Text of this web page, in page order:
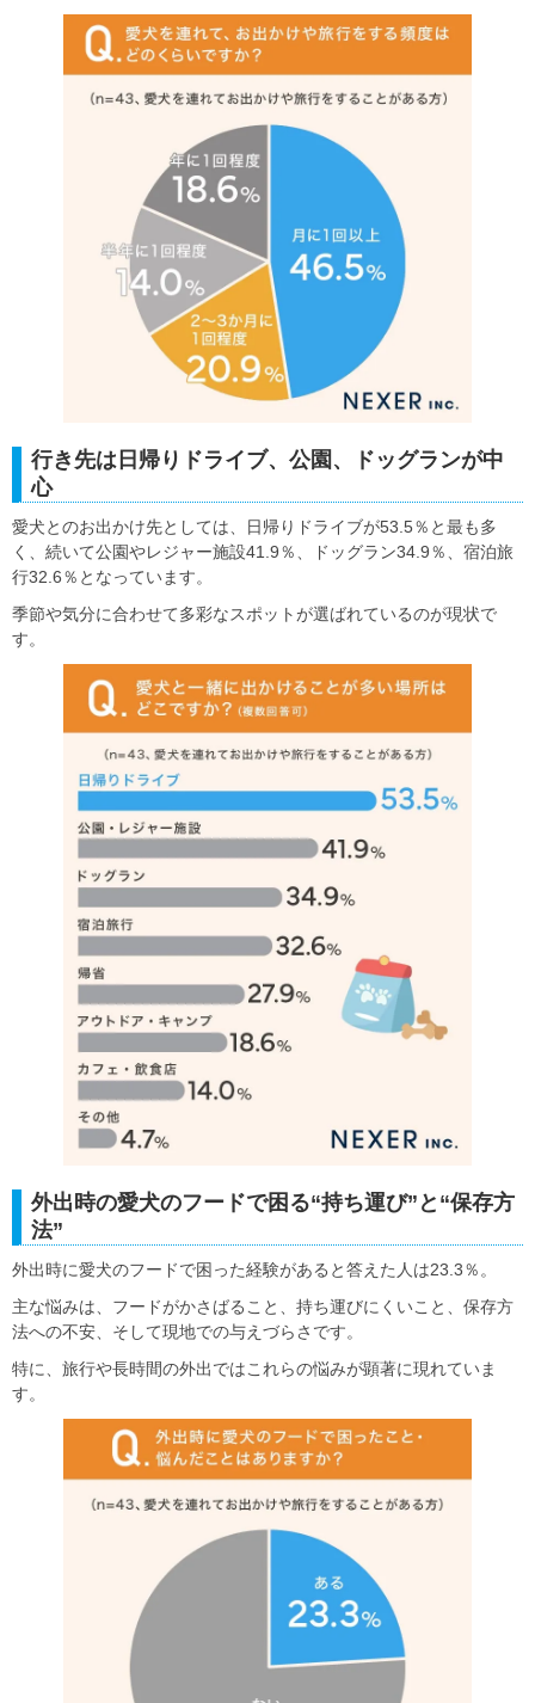
行き先は日帰りドライブ、公園、ドッグランが中
心
愛犬とのお出かけ先としては、日帰りドライブが53.5％と最も多
く、続いて公園やレジャー施設41.9％、ドッグラン34.9％、宿泊旅
行32.6％となっています。
季節や気分に合わせて多彩なスポットが選ばれているのが現状で
す。
外出時の愛犬のフードで困る“持ち運び”と“保存方
法”
外出時に愛犬のフードで困った経験があると答えた人は23.3％。
主な悩みは、フードがかさばること、持ち運びにくいこと、保存方
法への不安、そして現地での与えづらさです。
特に、旅行や長時間の外出ではこれらの悩みが顕著に現れていま
す。